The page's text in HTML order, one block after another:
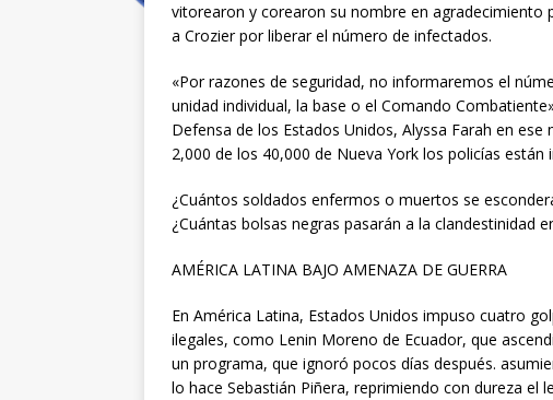
vitorearon y corearon su nombre en agradecimiento
a Crozier por liberar el número de infectados.
«Por razones de seguridad, no informaremos el
unidad individual, la base o el Comando
Defensa de los Estados Unidos, Alyssa Farah en
2,000 de los 40,000 de Nueva York los policías
¿Cuántos soldados enfermos o muertos se
¿Cuántas bolsas negras pasarán a la clandestinidad
AMÉRICA LATINA BAJO AMENAZA DE GUERRA
En América Latina, Estados Unidos impuso cuatro
ilegales, como Lenin Moreno de Ecuador, que
un programa, que ignoró pocos días después.
lo hace Sebastián Piñera, reprimiendo con dureza